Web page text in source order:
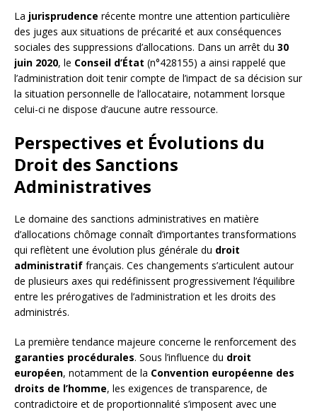
La jurisprudence récente montre une attention particulière
des juges aux situations de précarité et aux conséquences
sociales des suppressions d’allocations. Dans un arrêt du 30
juin 2020, le Conseil d’État (n°428155) a ainsi rappelé que
l’administration doit tenir compte de l’impact de sa décision sur
la situation personnelle de l’allocataire, notamment lorsque
celui-ci ne dispose d’aucune autre ressource.
Perspectives et Évolutions du
Droit des Sanctions
Administratives
Le domaine des sanctions administratives en matière
d’allocations chômage connaît d’importantes transformations
qui reflètent une évolution plus générale du droit
administratif français. Ces changements s’articulent autour
de plusieurs axes qui redéfinissent progressivement l’équilibre
entre les prérogatives de l’administration et les droits des
administrés.
La première tendance majeure concerne le renforcement des
garanties procédurales. Sous l’influence du droit
européen, notamment de la Convention européenne des
droits de l’homme, les exigences de transparence, de
contradictoire et de proportionnalité s’imposent avec une